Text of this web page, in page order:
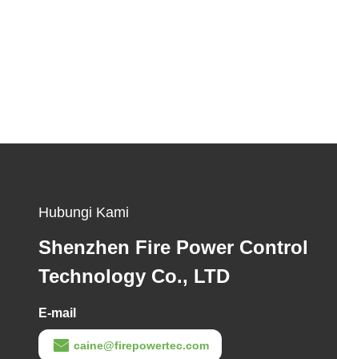
Hubungi Kami
Shenzhen Fire Power Control
Technology Co., LTD
E-mail
caine@firepowertec.com